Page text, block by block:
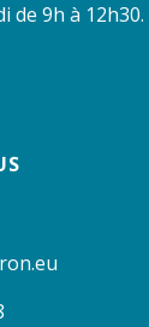
de 9h à 12h30.